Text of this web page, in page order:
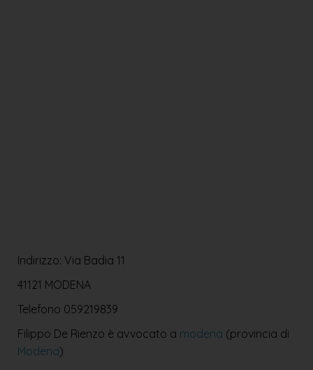
Indirizzo: Via Badia 11
41121 MODENA
Telefono 059219839
Filippo De Rienzo è avvocato a modena (provincia di
Modena)